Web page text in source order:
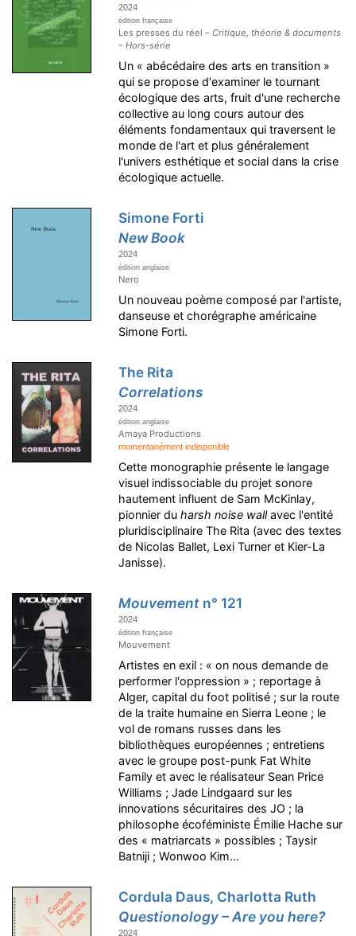
2024
édition française
Les presses du réel –Critique, théorie & documents
– Hors-série
Un « abécédaire des arts en transition »
qui se propose d'examiner le tournant
écologique des arts, fruit d'une recherche
collective au long cours autour des
éléments fondamentaux qui traversent le
monde de l'art et plus généralement
l'univers esthétique et social dans la crise
écologique actuelle.
Simone Forti
New Book
2024
édition anglaise
Nero
Un nouveau poème composé par l'artiste,
danseuse et chorégraphe américaine
Simone Forti.
The Rita
Correlations
2024
édition anglaise
Amaya Productions
momentanément indisponible
Cette monographie présente le langage
visuel indissociable du projet sonore
hautement influent de Sam McKinlay,
pionnier duharsh noise wallavec l'entité
pluridisciplinaire The Rita (avec des textes
de Nicolas Ballet, Lexi Turner et Kier-La
Janisse).
Mouvement n° 121
2024
édition française
Mouvement
Artistes en exil : « on nous demande de
performer l'oppression » ; reportage à
Alger, capital du foot politisé ; sur la route
de la traite humaine en Sierra Leone ; le
vol de romans russes dans les
bibliothèques européennes ; entretiens
avec le groupe post-punk Fat White
Family et avec le réalisateur Sean Price
Williams ; Jade Lindgaard sur les
innovations sécuritaires des JO ; la
philosophe écoféministe Émilie Hache sur
des « matriarcats » possibles ; Taysir
Batniji ; Wonwoo Kim...
Cordula Daus, Charlotta Ruth
Questionology – Are you here?
2024